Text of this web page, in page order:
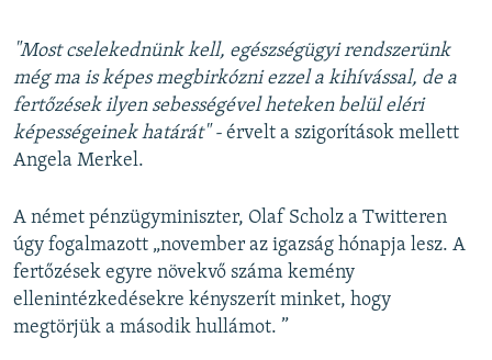
"Most cselekednünk kell, egészségügyi rendszerünk
még ma is képes megbirkózni ezzel a kihívással, de a
fertőzések ilyen sebességével heteken belül eléri
képességeinek határát" - érvelt a szigorítások mellett
Angela Merkel.
A német pénzügyminiszter, Olaf Scholz a Twitteren
úgy fogalmazott „november az igazság hónapja lesz. A
fertőzések egyre növekvő száma kemény
ellenintézkedésekre kényszerít minket, hogy
megtörjük a második hullámot. ”